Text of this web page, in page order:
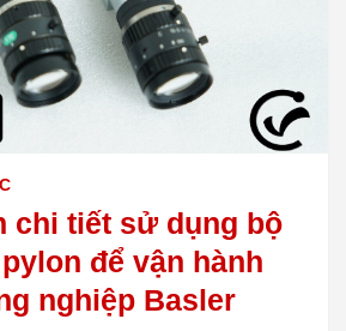
chi tiết sử dụng bộ
để vận hành
nghiệp Basler